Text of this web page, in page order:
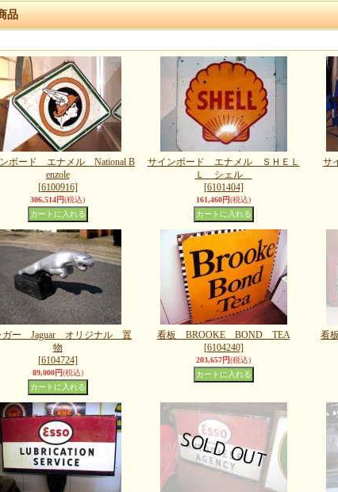
品
ボード エナメル National B
enzole
[6100916]
306,514円(税込)
サインボード エナメル ＳＨＥＬ
Ｌ シェル
[6101404]
161,460円(税込)
サ
ガー Jaguar オリジナル 置
物
[6104724]
89,000円(税込)
看板 BROOKE BOND TEA
[6104240]
203,657円(税込)
看